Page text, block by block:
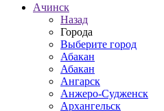
Ачинск
Назад
Города
Выберите город
Абакан
Абакан
Ангарск
Анжеро-Судженск
Архангельск